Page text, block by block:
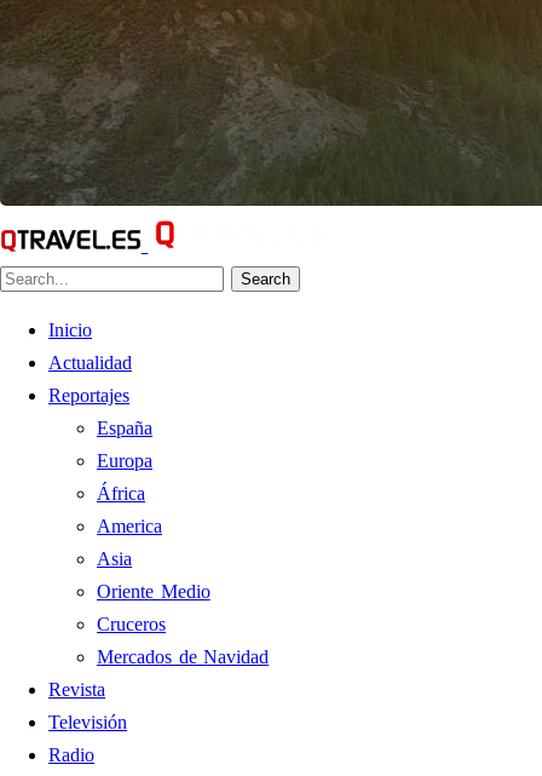
Search
Inicio
Actualidad
Reportajes
España
Europa
África
America
Asia
Oriente Medio
Cruceros
Mercados de Navidad
Revista
Televisión
Radio